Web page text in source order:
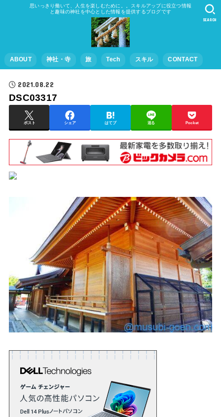
思いっきり働いて、人生を楽しむために。。スキルアップに役立つ情報
と趣味の神社を中心とした情報を提供するブログです
ABOUT 神社・寺 旅 Tech スキル CONTACT
SEARCH
2021.08.22
DSC03317
ポスト シェア はてブ 送る Pocket